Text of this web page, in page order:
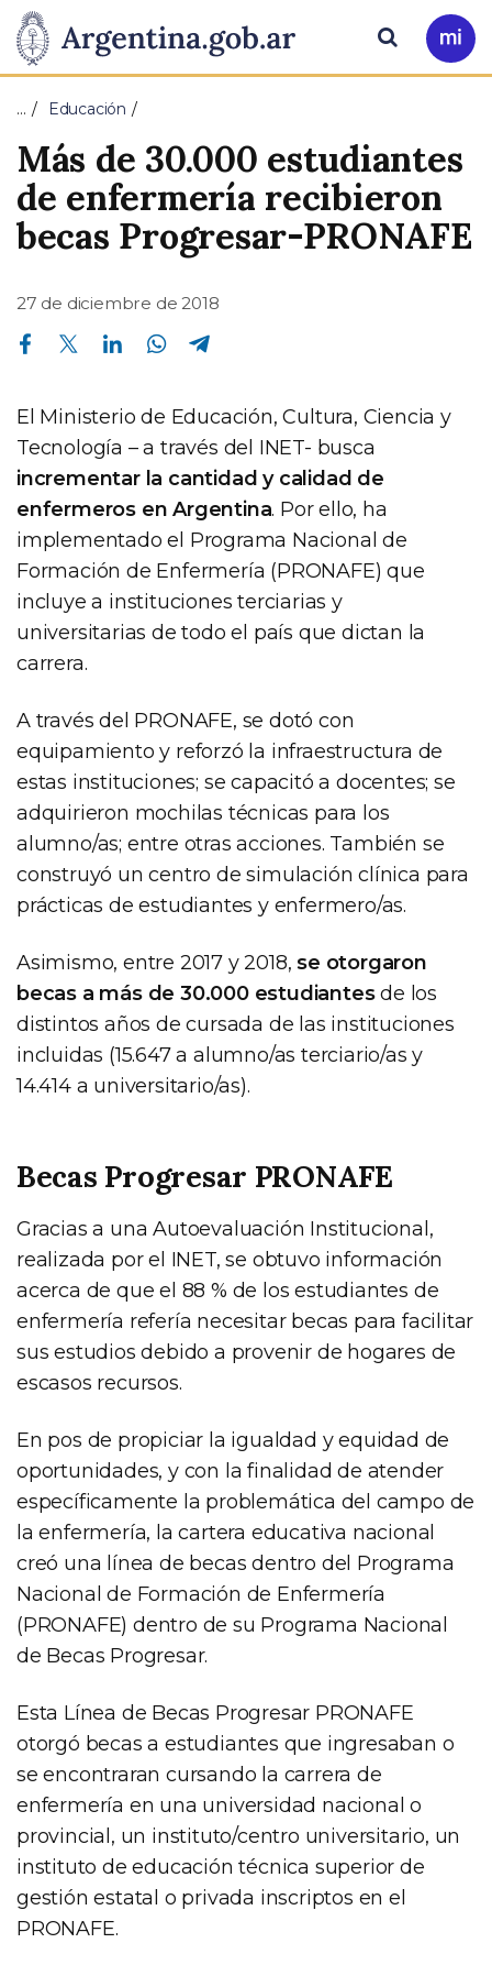
Presidencia
de
la
Nación
Pasar al contenido principal
Ir
a
Buscar
… Educación
Más de 30.000 estudiantes
de enfermería recibieron
becas Progresar-PRONAFE
27 de diciembre de 2018
Compartir en Facebook Compartir en Twitter Compartir en Linkedin Compartir en Whatsapp
El Ministerio de Educación, Cultura, Ciencia y
Tecnología – a través del INET- busca
incrementar la cantidad y calidad de
enfermeros en Argentina. Por ello, ha
implementado el Programa Nacional de
Formación de Enfermería (PRONAFE) que
incluye a instituciones terciarias y
universitarias de todo el país que dictan la
carrera.
A través del PRONAFE, se dotó con
equipamiento y reforzó la infraestructura de
estas instituciones; se capacitó a docentes; se
adquirieron mochilas técnicas para los
alumno/as; entre otras acciones. También se
construyó un centro de simulación clínica para
prácticas de estudiantes y enfermero/as.
Asimismo, entre 2017 y 2018,se otorgaron
becas a más de 30.000 estudiantesde los
distintos años de cursada de las instituciones
incluidas (15.647 a alumno/as terciario/as y
14.414 a universitario/as).
Becas Progresar PRONAFE
Gracias a una Autoevaluación Institucional,
realizada por el INET, se obtuvo información
acerca de que el 88 % de los estudiantes de
enfermería refería necesitar becas para facilitar
sus estudios debido a provenir de hogares de
escasos recursos.
En pos de propiciar la igualdad y equidad de
oportunidades, y con la finalidad de atender
específicamente la problemática del campo de
la enfermería, la cartera educativa nacional
creó una línea de becas dentro del Programa
Nacional de Formación de Enfermería
(PRONAFE) dentro de su Programa Nacional
de Becas Progresar.
Esta Línea de Becas Progresar PRONAFE
otorgó becas a estudiantes que ingresaban o
se encontraran cursando la carrera de
enfermería en una universidad nacional o
provincial, un instituto/centro universitario, un
instituto de educación técnica superior de
gestión estatal o privada inscriptos en el
PRONAFE.